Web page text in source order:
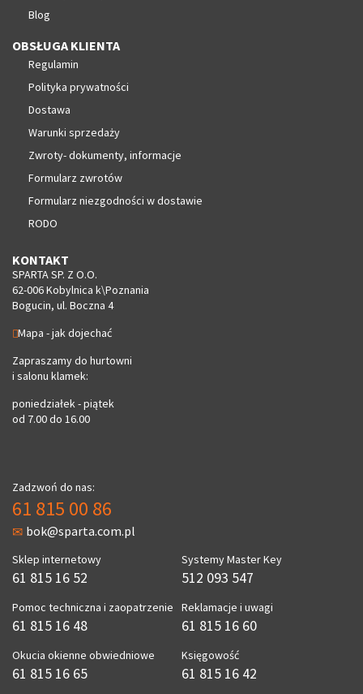
Blog
OBSŁUGA KLIENTA
Regulamin
Polityka prywatności
Dostawa
Warunki sprzedaży
Zwroty- dokumenty, informacje
Formularz zwrotów
Formularz niezgodności w dostawie
RODO
KONTAKT
SPARTA SP. Z O.O.
62-006 Kobylnica k\Poznania
Bogucin, ul. Boczna 4
Mapa - jak dojechać
Zapraszamy do hurtowni
i salonu klamek:
poniedziałek - piątek
od 7.00 do 16.00
Zadzwoń do nas:
61 815 00 86
bok@sparta.com.pl
Sklep internetowy
61 815 16 52
Pomoc techniczna i zaopatrzenie
61 815 16 48
Okucia okienne obwiedniowe
61 815 16 65
Systemy Master Key
512 093 547
Reklamacje i uwagi
61 815 16 60
Księgowość
61 815 16 42